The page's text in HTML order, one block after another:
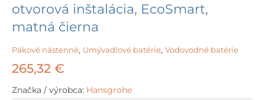
otvorová inštalácia, EcoSmart,
matná čierna
Pákové nástenné, Umývadlové batérie, Vodovodné batérie
265,32 €
Značka / výrobca: Hansgrohe